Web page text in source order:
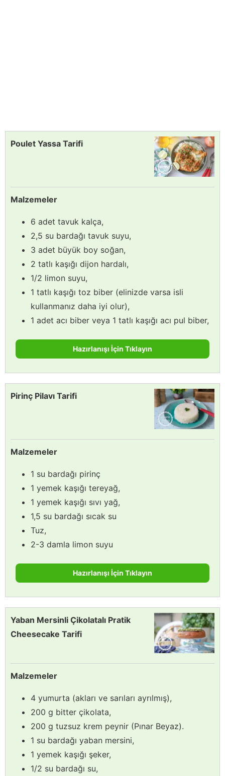
Poulet Yassa Tarifi
Malzemeler
6 adet tavuk kalça,
2,5 su bardağı tavuk suyu,
3 adet büyük boy soğan,
2 tatlı kaşığı dijon hardalı,
1/2 limon suyu,
1 tatlı kaşığı toz biber (elinizde varsa isli
kullanmanız daha iyi olur),
1 adet acı biber veya 1 tatlı kaşığı acı pul biber,
Hazırlanışı İçin Tıklayın
Pirinç Pilavı Tarifi
Malzemeler
1 su bardağı pirinç
1 yemek kaşığı tereyağ,
1 yemek kaşığı sıvı yağ,
1,5 su bardağı sıcak su
Tuz,
2-3 damla limon suyu
Hazırlanışı İçin Tıklayın
Yaban Mersinli Çikolatalı Pratik
Cheesecake Tarifi
Malzemeler
4 yumurta (akları ve sarıları ayrılmış),
200 g bitter çikolata,
200 g tuzsuz krem peynir (Pınar Beyaz).
1 su bardağı yaban mersini,
1 yemek kaşığı şeker,
1/2 su bardağı su,